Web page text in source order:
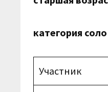
категория соло
Участник